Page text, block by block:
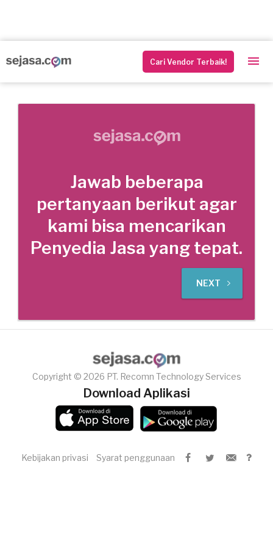
Cari Vendor Terbaik!
Jawab beberapa
pertanyaan berikut agar
kami bisa mencarikan
Penyedia Jasa yang tepat.
NEXT
Copyright © 2026 PT. Recomn Technology Services
Download Aplikasi
Kebijakan privasi Syarat penggunaan